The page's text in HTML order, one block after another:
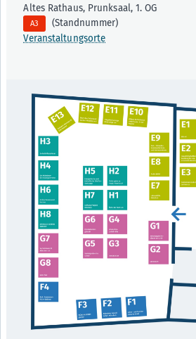
Altes Rathaus, Prunksaal, 1. OG
A3
(Standnummer)
Veranstaltungsorte